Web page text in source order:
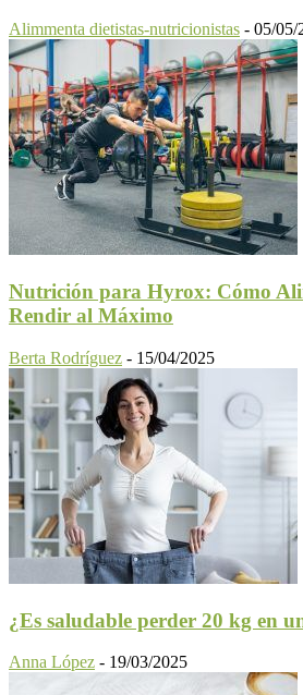
Alimmenta dietistas-nutricionistas - 05/05/
Nutrición para Hyrox: Cómo
Rendir al Máximo
Berta Rodríguez - 15/04/2025
¿Es saludable perder 20 kg en
Anna López - 19/03/2025